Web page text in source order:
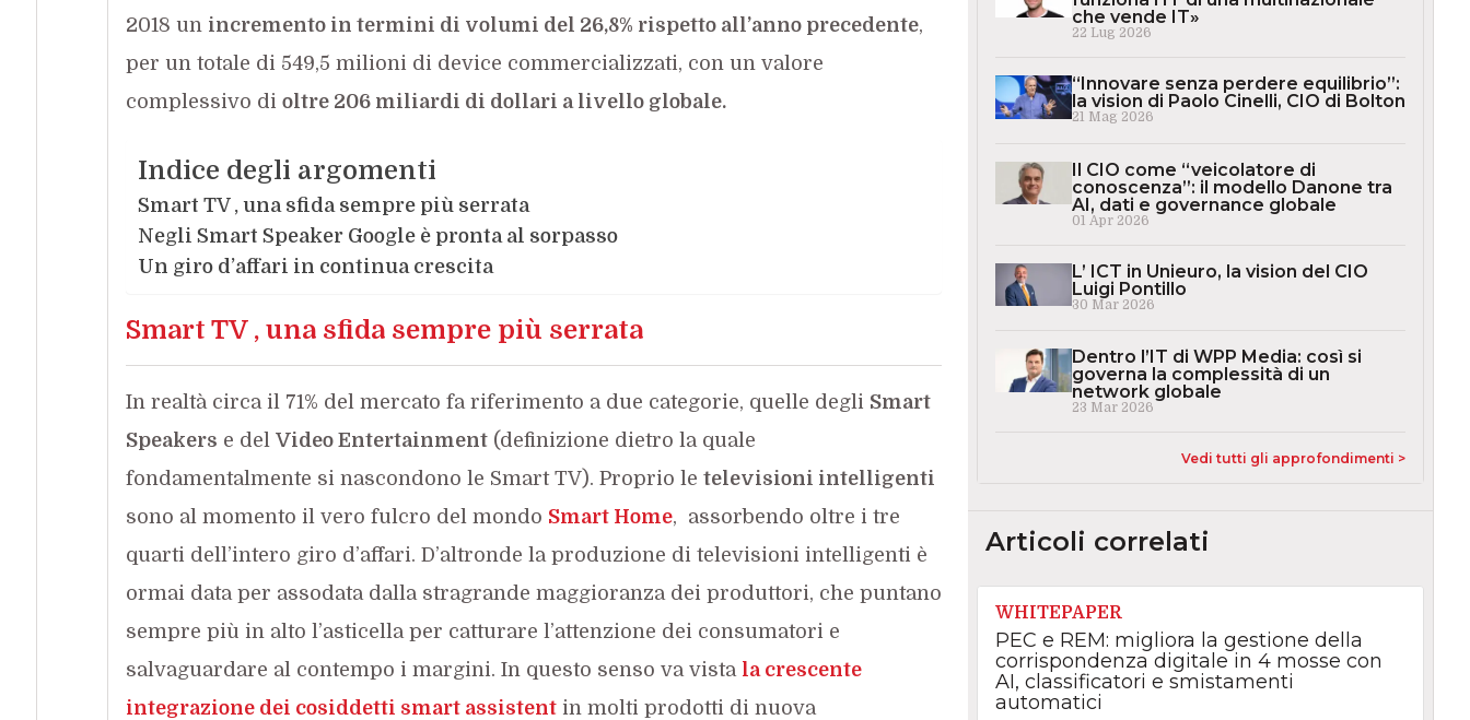
2018 un incremento in termini di volumi del 26,8% rispetto all’anno precedente,
per un totale di 549,5 milioni di device commercializzati, con un valore
complessivo di oltre 206 miliardi di dollari a livello globale.
Indice degli argomenti
Smart TV , una sfida sempre più serrata
Negli Smart Speaker Google è pronta al sorpasso
Un giro d’affari in continua crescita
Smart TV , una sfida sempre più serrata
In realtà circa il 71% del mercato fa riferimento a due categorie, quelle degli Smart
Speakers e del Video Entertainment(definizione dietro la quale
fondamentalmente si nascondono le Smart TV). Proprio le televisioni intelligenti
sono al momento il vero fulcro del mondo Smart Home, assorbendo oltre i tre
quarti dell’intero giro d’affari. D’altronde la produzione di televisioni intelligenti è
ormai data per assodata dalla stragrande maggioranza dei produttori, che puntano
sempre più in alto l’asticella per catturare l’attenzione dei consumatori e
salvaguardare al contempo i margini. In questo senso va vista la crescente
integrazione dei cosiddetti smart assistentin molti prodotti di nuova
che vende IT»
22 Lug 2026
“Innovare senza perdere equilibrio”:
la vision di Paolo Cinelli, CIO di Bolton
21 Mag 2026
Il CIO come “veicolatore di
conoscenza”: il modello Danone tra
AI, dati e governance globale
01 Apr 2026
L’ ICT in Unieuro, la vision del CIO
Luigi Pontillo
30 Mar 2026
Dentro l’IT di WPP Media: così si
governa la complessità di un
network globale
23 Mar 2026
Vedi tutti gli approfondimenti >
Articoli correlati
WHITEPAPER
PEC e REM: migliora la gestione della
corrispondenza digitale in 4 mosse con
AI, classificatori e smistamenti
automatici